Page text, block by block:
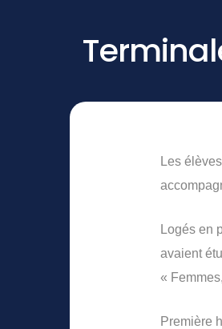
Les
Logés en
avaient
«
Première